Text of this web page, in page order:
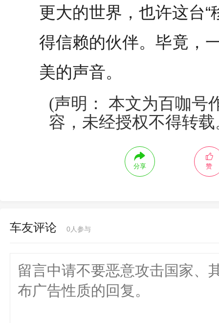
更大的世界，也许这台“
得信赖的伙伴。毕竟，
美的声音。
(声明： 本文为百咖号
容，未经授权不得转载
分享 赞
车友评论 0 人参与